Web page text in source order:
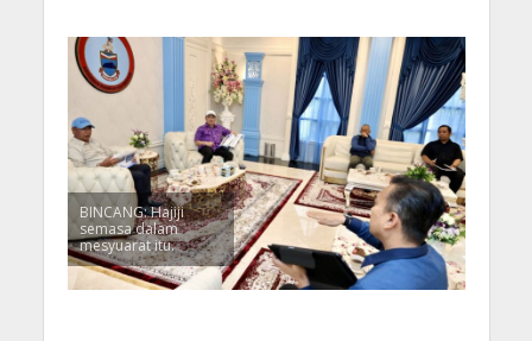
BINCANG: Hajiji
semasa dalam
mesyuarat itu.